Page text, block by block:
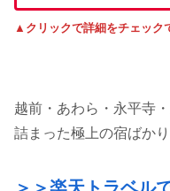
▲クリックで詳細をチェック
越前・あわら・永平寺
詰まった極上の宿ばかり